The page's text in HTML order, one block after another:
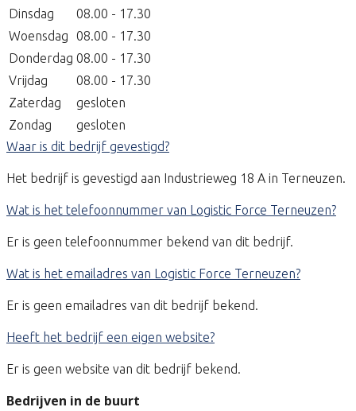
Dinsdag
08.00 - 17.30
Woensdag
08.00 - 17.30
Donderdag 08.00 - 17.30
Vrijdag
08.00 - 17.30
Zaterdag
gesloten
Zondag
gesloten
Waar is dit bedrijf gevestigd?
Het bedrijf is gevestigd aan Industrieweg 18 A in Terneuzen.
Wat is het telefoonnummer van Logistic Force Terneuzen?
Er is geen telefoonnummer bekend van dit bedrijf.
Wat is het emailadres van Logistic Force Terneuzen?
Er is geen emailadres van dit bedrijf bekend.
Heeft het bedrijf een eigen website?
Er is geen website van dit bedrijf bekend.
Bedrijven in de buurt